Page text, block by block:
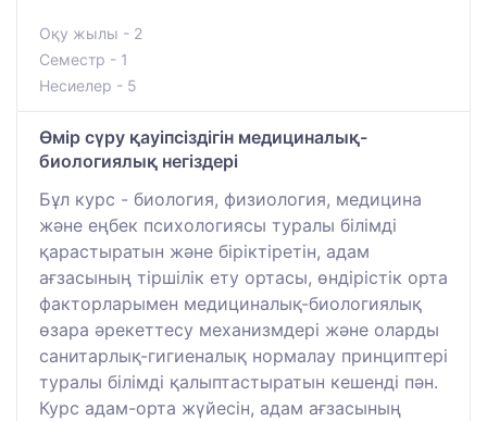
Оқу жылы - 2
Семестр - 1
Несиелер - 5
Өмір сүру қауіпсіздігін медициналық-
биологиялық негіздері
Бұл курс - биология, физиология, медицина
және еңбек психологиясы туралы білімді
қарастыратын және біріктіретін, адам
ағзасының тіршілік ету ортасы, өндірістік орта
факторларымен медициналық-биологиялық
өзара әрекеттесу механизмдері және оларды
санитарлық-гигиеналық нормалау принциптері
туралы білімді қалыптастыратын кешенді пән.
Курс адам-орта жүйесін, адам ағзасының